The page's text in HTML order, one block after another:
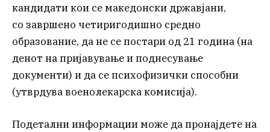
кандидати кои се македонски државјани,
со завршено четиригодишно средно
образование, да не се постари од 21 година (на
денот на пријавување и поднесување
документи) и да се психофизички способни
(утврдува военолекарска комисија).
Подетални информации може да пронајдете на